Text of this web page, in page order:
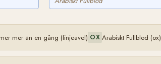
mer än en gång (linjeavel) OX Arabiskt Fullblod (ox)